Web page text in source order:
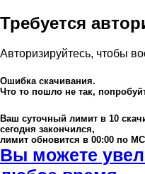
Требуется
Авторизируйтесь, чтобы
Ошибка скачивания.
Что то пошло не так,
Ваш суточный лимит в 10
сегодня закончился,
лимит обновится в 00:00 по
Вы можете